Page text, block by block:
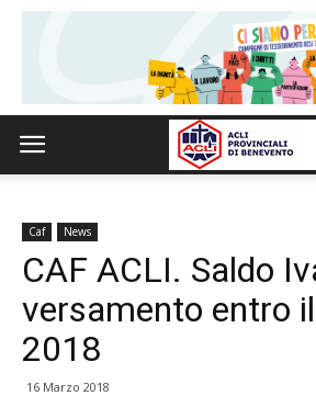
Caf News
CAF ACLI. Saldo
versamento entro
2018
16 Marzo 2018